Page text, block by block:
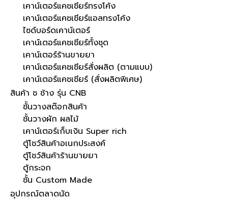
เคาน์เตอร์แคชเชียร์ทรงโค้ง
เคาน์เตอร์แคชเชียร์แอลทรงโค้ง
ไซด์บอร์ดเคาน์เตอร์
เคาน์เตอร์แคชเชียร์ทั้งชุด
เคาน์เตอร์ร้านขายยา
เคาน์เตอร์แคชเชียร์สั่งผลิต (ตามแบบ)
เคาน์เตอร์แคชเชียร์ (สั่งผลิตพิเศษ)
สินค้า ช ช้าง รุ่น CNB
ชั้นวางสต๊อกสินค้า
ชั้นวางผัก ผลไม้
เคาน์เตอร์เก็บเงิน Super rich
ตู้โชว์สินค้าอเนกประสงค์
ตู้โชว์สินค้าร้านขายยา
ตู้กระจก
ชั้น Custom Made
อุปกรณ์ตลาดนัด